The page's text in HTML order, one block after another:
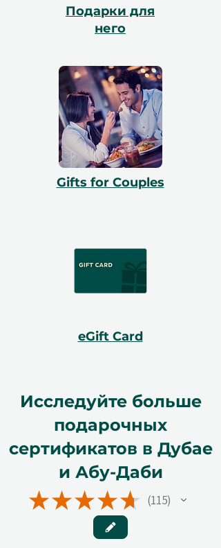
Подарки для
него
Gifts for Couples
eGift Card
Исследуйте больше
подарочных
сертификатов в Дубае
и Абу-Даби
★★★★★ 115
115